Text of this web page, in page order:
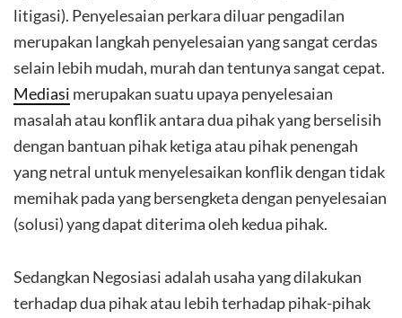
litigasi). Penyelesaian perkara diluar pengadilan
merupakan langkah penyelesaian yang sangat cerdas
selain lebih mudah, murah dan tentunya sangat cepat.
Mediasi merupakan suatu upaya penyelesaian
masalah atau konflik antara dua pihak yang berselisih
dengan bantuan pihak ketiga atau pihak penengah
yang netral untuk menyelesaikan konflik dengan tidak
memihak pada yang bersengketa dengan penyelesaian
(solusi) yang dapat diterima oleh kedua pihak.
Sedangkan Negosiasi adalah usaha yang dilakukan
terhadap dua pihak atau lebih terhadap pihak-pihak